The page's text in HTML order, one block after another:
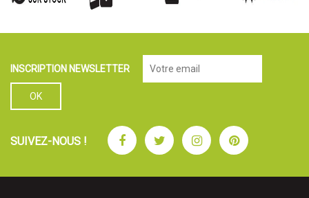
INSCRIPTION NEWSLETTER
SUIVEZ-NOUS ! FacebookTwitterInstagramPinterest